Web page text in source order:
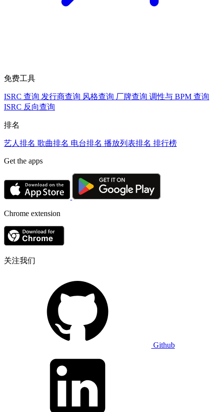
免费工具
ISRC 查询 发行商查询 风格查询 厂牌查询 调性与 BPM 查询
ISRC 反向查询
排名
艺人排名 歌曲排名 电台排名 播放列表排名 排行榜
Get the apps
Chrome extension
关注我们
Github